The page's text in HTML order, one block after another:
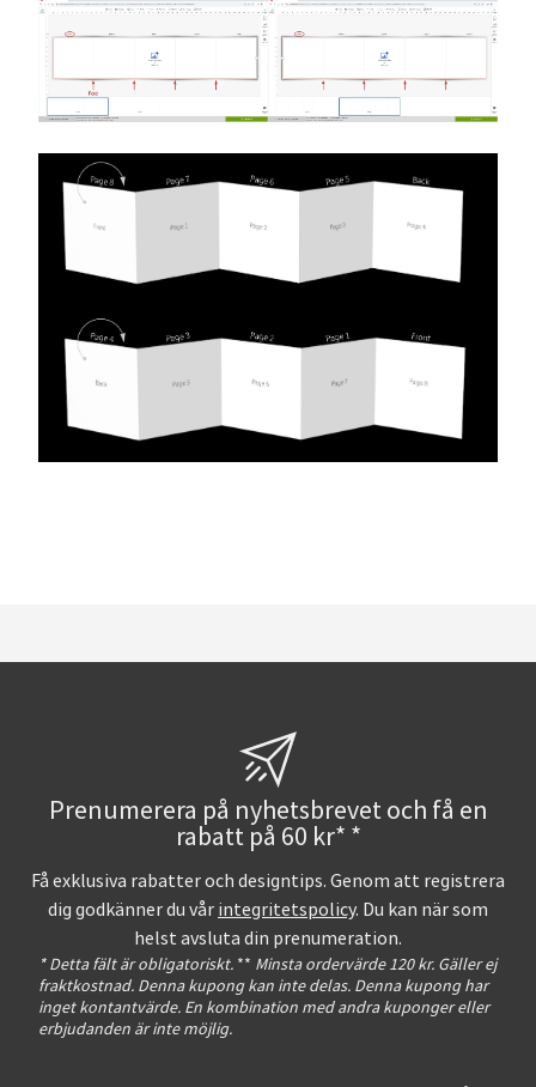
Prenumerera på nyhetsbrevet och få en
rabatt på 60 kr* *
Få exklusiva rabatter och designtips. Genom att registrera
dig godkänner du vår integritetspolicy. Du kan när som
helst avsluta din prenumeration.
* Detta fält är obligatoriskt. ** Minsta ordervärde 120 kr. Gäller ej
fraktkostnad. Denna kupong kan inte delas. Denna kupong har
inget kontantvärde. En kombination med andra kuponger eller
erbjudanden är inte möjlig.